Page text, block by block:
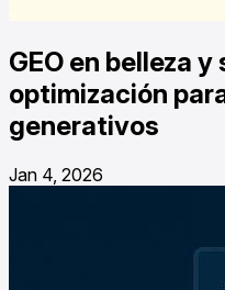
GEO en belleza
optimización
generativos
Jan 4, 2026